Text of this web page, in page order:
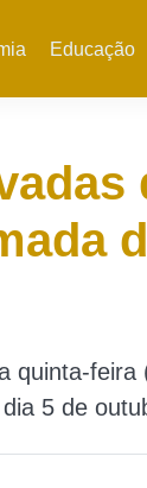
Educação
quinta-
5 de